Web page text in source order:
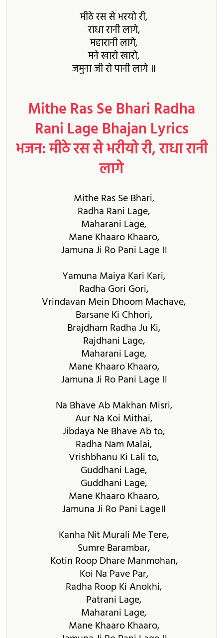
मीठे रस से भरयो री,
राधा रानी लागे,
महारानी लागे,
मने खारो खारो,
जमुना जी रो पानी लागे ॥
Mithe Ras Se Bhari Radha
Rani Lage Bhajan Lyrics
भजन: मीठे रस से भरीयो री, राधा रानी
लागे
Mithe Ras Se Bhari,
Radha Rani Lage,
Maharani Lage,
Mane Khaaro Khaaro,
Jamuna Ji Ro Pani Lage ॥
Yamuna Maiya Kari Kari,
Radha Gori Gori,
Vrindavan Mein Dhoom Machave,
Barsane Ki Chhori,
Brajdham Radha Ju Ki,
Rajdhani Lage,
Maharani Lage,
Mane Khaaro Khaaro,
Jamuna Ji Ro Pani Lage ॥
Na Bhave Ab Makhan Misri,
Aur Na Koi Mithai,
Jibdaya Ne Bhave Ab to,
Radha Nam Malai,
Vrishbhanu Ki Lali to,
Guddhani Lage,
Guddhani Lage,
Mane Khaaro Khaaro,
Jamuna Ji Ro Pani Lage॥
Kanha Nit Murali Me Tere,
Sumre Barambar,
Kotin Roop Dhare Manmohan,
Koi Na Pave Par,
Radha Roop Ki Anokhi,
Patrani Lage,
Maharani Lage,
Mane Khaaro Khaaro,